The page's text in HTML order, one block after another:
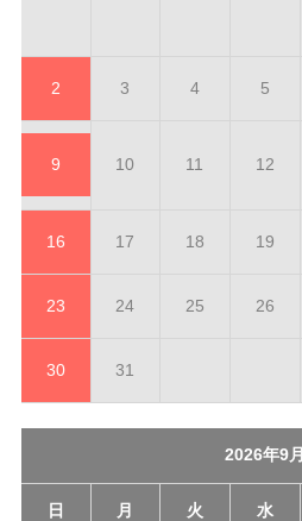
2 3 4 5
9 10 11 12
16 17 18 19
23 24 25 26
30 31
2026年9月
日 月 火 水